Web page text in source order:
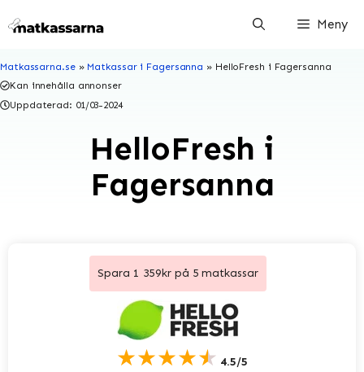
till
Meny
Matkassarna.se» Matkassar i Fagersanna » HelloFresh i Fagersanna
Kan innehålla annonser
Uppdaterad: 01/03-2024
HelloFresh i
Fagersanna
Spara 1 359kr på 5 matkassar
★★★★★ 4.5/5